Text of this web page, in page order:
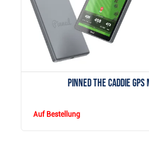
Pinned The Caddie
Auf Bestellung